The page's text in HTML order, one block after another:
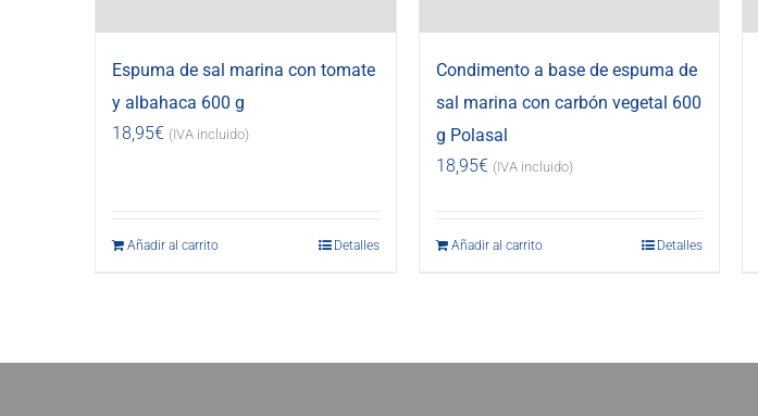
Espuma de sal marina con tomate
y albahaca 600 g
18,95€ (IVA incluido)
Añadir al carrito Detalles
Condimento a base de espuma de
sal marina con carbón vegetal 600
g Polasal
18,95€ (IVA incluido)
Añadir al carrito Detalles